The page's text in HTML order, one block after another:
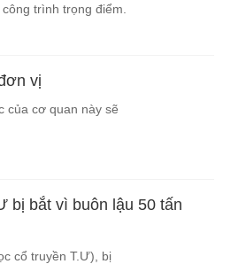
trình trọng điểm.
vị
của cơ quan này sẽ
bị bắt vì buôn lậu 50 tấn
cổ truyền T.Ư), bị